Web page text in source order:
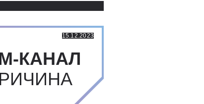
15.12.2023
КАНАЛ